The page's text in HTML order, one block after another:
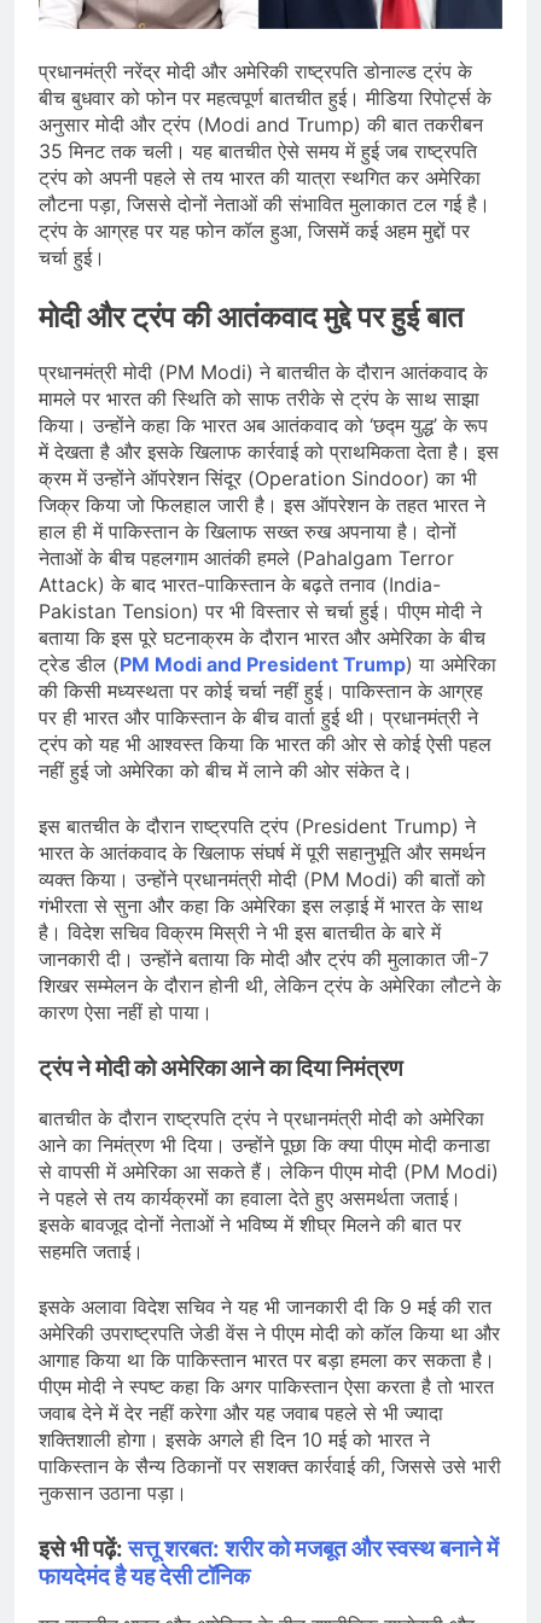
जारी किया, दिल्ली-NCR समेत कई क्षेत्रों में
जलभराव और बाढ़ की आशंका
जंतर-मंतर पुलिस कार्रवाई पर संसद में विपक्ष
का हंगामा तेज़, सरकार से जवाब की मांग
August 6, 2026
राष्ट्रीय हथकरघा दिवस की तैयारियाँ तेज़,
देशभर में बुनकरों और हस्तशिल्प प्रदर्शनियों का
होगा आयोजन
August 5, 2026
प्रधानमंत्री नरेंद्र मोदी और अमेरिकी राष्ट्रपति डोनाल्ड ट्रंप के
बीच बुधवार को फोन पर महत्वपूर्ण बातचीत हुई। मीडिया रिपोर्ट्स के
अनुसार मोदी और ट्रंप (Modi and Trump) की बात तकरीबन
35 मिनट तक चली। यह बातचीत ऐसे समय में हुई जब राष्ट्रपति
ट्रंप को अपनी पहले से तय भारत की यात्रा स्थगित कर अमेरिका
लौटना पड़ा, जिससे दोनों नेताओं की संभावित मुलाकात टल गई है।
ट्रंप के आग्रह पर यह फोन कॉल हुआ, जिसमें कई अहम मुद्दों पर
चर्चा हुई।
मोदी और ट्रंप की आतंकवाद मुद्दे पर हुई बात
प्रधानमंत्री मोदी (PM Modi) ने बातचीत के दौरान आतंकवाद के
मामले पर भारत की स्थिति को साफ तरीके से ट्रंप के साथ साझा
किया। उन्होंने कहा कि भारत अब आतंकवाद को ‘छद्म युद्ध’ के रूप
में देखता है और इसके खिलाफ कार्रवाई को प्राथमिकता देता है। इस
क्रम में उन्होंने ऑपरेशन सिंदूर (Operation Sindoor) का भी
जिक्र किया जो फिलहाल जारी है। इस ऑपरेशन के तहत भारत ने
हाल ही में पाकिस्तान के खिलाफ सख्त रुख अपनाया है। दोनों
नेताओं के बीच पहलगाम आतंकी हमले (Pahalgam Terror
Attack) के बाद भारत-पाकिस्तान के बढ़ते तनाव (India-
Pakistan Tension) पर भी विस्तार से चर्चा हुई। पीएम मोदी ने
बताया कि इस पूरे घटनाक्रम के दौरान भारत और अमेरिका के बीच
ट्रेड डील (PM Modi and President Trump) या अमेरिका
की किसी मध्यस्थता पर कोई चर्चा नहीं हुई। पाकिस्तान के आग्रह
पर ही भारत और पाकिस्तान के बीच वार्ता हुई थी। प्रधानमंत्री ने
ट्रंप को यह भी आश्वस्त किया कि भारत की ओर से कोई ऐसी पहल
नहीं हुई जो अमेरिका को बीच में लाने की ओर संकेत दे।
इस बातचीत के दौरान राष्ट्रपति ट्रंप (President Trump) ने
भारत के आतंकवाद के खिलाफ संघर्ष में पूरी सहानुभूति और समर्थन
व्यक्त किया। उन्होंने प्रधानमंत्री मोदी (PM Modi) की बातों को
गंभीरता से सुना और कहा कि अमेरिका इस लड़ाई में भारत के साथ
है। विदेश सचिव विक्रम मिस्री ने भी इस बातचीत के बारे में
जानकारी दी। उन्होंने बताया कि मोदी और ट्रंप की मुलाकात जी-7
शिखर सम्मेलन के दौरान होनी थी, लेकिन ट्रंप के अमेरिका लौटने के
कारण ऐसा नहीं हो पाया।
ट्रंप ने मोदी को अमेरिका आने का दिया निमंत्रण
बातचीत के दौरान राष्ट्रपति ट्रंप ने प्रधानमंत्री मोदी को अमेरिका
आने का निमंत्रण भी दिया। उन्होंने पूछा कि क्या पीएम मोदी कनाडा
से वापसी में अमेरिका आ सकते हैं। लेकिन पीएम मोदी (PM Modi)
ने पहले से तय कार्यक्रमों का हवाला देते हुए असमर्थता जताई।
इसके बावजूद दोनों नेताओं ने भविष्य में शीघ्र मिलने की बात पर
सहमति जताई।
इसके अलावा विदेश सचिव ने यह भी जानकारी दी कि 9 मई की रात
अमेरिकी उपराष्ट्रपति जेडी वेंस ने पीएम मोदी को कॉल किया था और
आगाह किया था कि पाकिस्तान भारत पर बड़ा हमला कर सकता है।
पीएम मोदी ने स्पष्ट कहा कि अगर पाकिस्तान ऐसा करता है तो भारत
जवाब देने में देर नहीं करेगा और यह जवाब पहले से भी ज्यादा
शक्तिशाली होगा। इसके अगले ही दिन 10 मई को भारत ने
पाकिस्तान के सैन्य ठिकानों पर सशक्त कार्रवाई की, जिससे उसे भारी
नुकसान उठाना पड़ा।
इसे भी पढ़ें:सत्तू शरबत: शरीर को मजबूत और स्वस्थ बनाने में
फायदेमंद है यह देसी टॉनिक